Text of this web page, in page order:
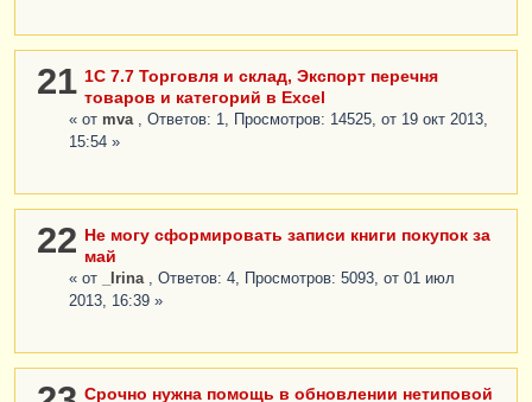
21 1С 7.7 Торговля и склад, Экспорт перечня
товаров и категорий в Excel
« от mva
, Ответов: 1, Просмотров: 14525, от 19 окт 2013,
15:54 »
22 Не могу сформировать записи книги покупок за
май
« от _Irina
, Ответов: 4, Просмотров: 5093, от 01 июл
2013, 16:39 »
Срочно нужна помощь в обновлении нетиповой